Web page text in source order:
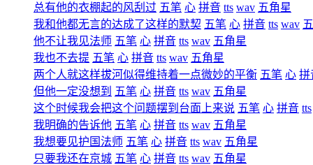
总有他的衣棚起的风刮过 五笔 心 拼音 tts wav 五角星
我和他都无言的达成了这样的默契 五笔 心 拼音 tts wav
他不让我见法师 五笔 心 拼音 tts wav 五角星
我也不去提 五笔 心 拼音 tts wav 五角星
两个人就这样拔河似得维持着一点微妙的平衡 五笔 心 拼
但他一定没想到 五笔 心 拼音 tts wav 五角星
这个时候我会把这个问题摆到台面上来说 五笔 心 拼音 tts
我明确的告诉他 五笔 心 拼音 tts wav 五角星
我想要见护国法师 五笔 心 拼音 tts wav 五角星
只要我还在京城 五笔 心 拼音 tts wav 五角星